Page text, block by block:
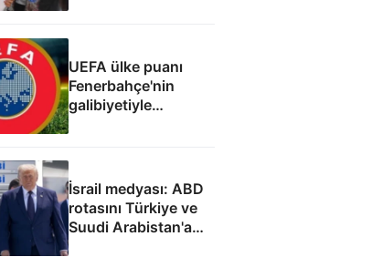
UEFA ülke puanı
Fenerbahçe'nin
galibiyetiyle
güncellendi
İsrail medyası: ABD
rotasını Türkiye ve
Suudi Arabistan'a
çevirdi